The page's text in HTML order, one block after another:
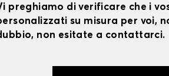
preghiamo di verificare che i
su misura per voi,
non esitate a contattarci.